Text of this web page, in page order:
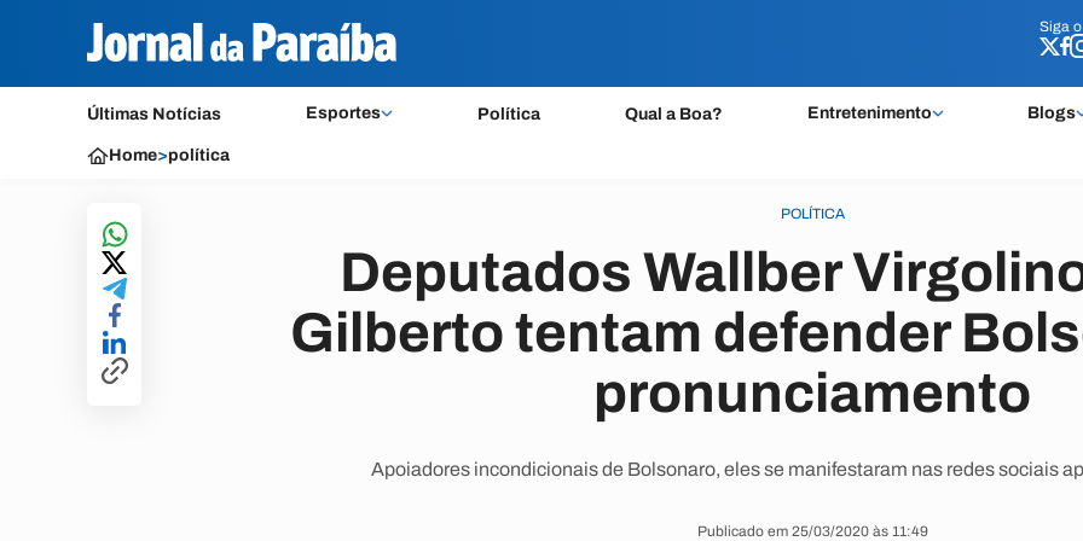
Siga o
Últimas Notícias Esportes Política Qual a Boa? Entretenimento Blogs
Siga o
Home>política
POLÍTICA
Deputados Wallber
Gilberto tentam defender
pronunciamento
Apoiadores incondicionais de Bolsonaro, eles se manifestaram nas redes sociais
Publicado em 25/03/2020 às 11:49